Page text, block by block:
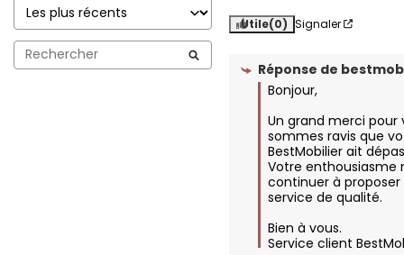
Utile(0) Signaler
Réponse de
Bonjour,
Un grand merci pour
sommes ravis que
BestMobilier ait
Votre enthousiasme
continuer à
service de qualité.
Bien à vous.
Service client